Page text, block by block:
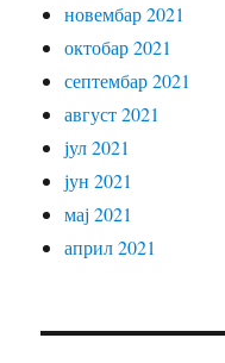
новембар 2021
октобар 2021
септембар 2021
август 2021
јул 2021
јун 2021
мај 2021
април 2021